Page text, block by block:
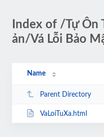
Index of /Tự Ôn
ản/Vá Lỗi Bảo
Name
Parent Directory
VaLoiTuXa.html